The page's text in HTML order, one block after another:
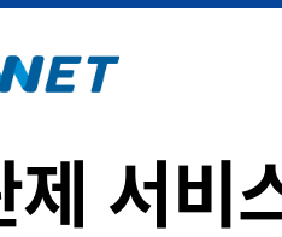
서비